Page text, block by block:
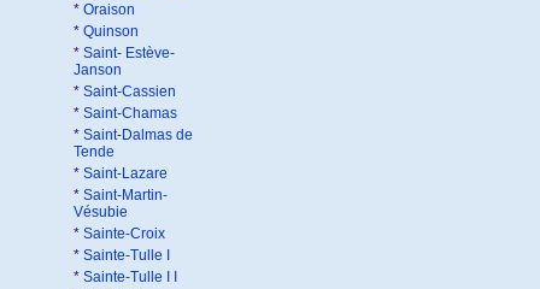
* Oraison
* Quinson
* Saint- Estève-
Janson
* Saint-Cassien
* Saint-Chamas
* Saint-Dalmas de
Tende
* Saint-Lazare
* Saint-Martin-
Vésubie
* Sainte-Croix
* Sainte-Tulle I
* Sainte-Tulle I I